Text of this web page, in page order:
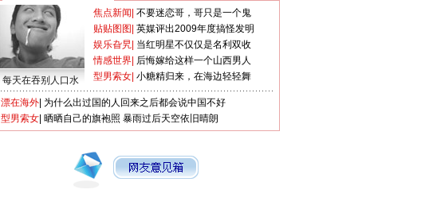
每天在吞别人口水
焦点新闻 不要迷恋哥，哥只是一个鬼
贴贴图图 英媒评出2009年度搞怪发明
娱乐旮旯 当红明星不仅仅是名利双收
情感世界 后悔嫁给这样一个山西男人
型男索女 小糖精归来，在海边轻轻舞
漂在海外 为什么出过国的人回来之后都会说中国不好
型男索女 晒晒自己的旗袍照 暴雨过后天空依旧晴朗